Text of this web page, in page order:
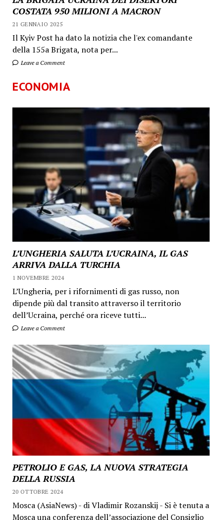
COSTATA 950 MILIONI A MACRON
21 GENNAIO 2025
Il Kyiv Post ha dato la notizia che l'ex comandante
della 155a Brigata, nota per...
Leave a Comment
ECONOMIA
L’UNGHERIA SALUTA L’UCRAINA, IL GAS
ARRIVA DALLA TURCHIA
1 NOVEMBRE 2024
L’Ungheria, per i rifornimenti di gas russo, non
dipende più dal transito attraverso il territorio
dell’Ucraina, perché ora riceve tutti...
Leave a Comment
PETROLIO E GAS, LA NUOVA STRATEGIA
DELLA RUSSIA
20 OTTOBRE 2024
Mosca (AsiaNews) - di Vladimir Rozanskij - Si è tenuta a
Mosca una conferenza dell’associazione del Consiglio